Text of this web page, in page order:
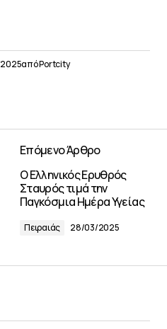
απόPortcity
Επόμενο Άρθρο
Ο Ελληνικός Ερυθρός
Σταυρός τιμά την
Παγκόσμια Ημέρα Υγείας
Πειραιάς 28/03/2025